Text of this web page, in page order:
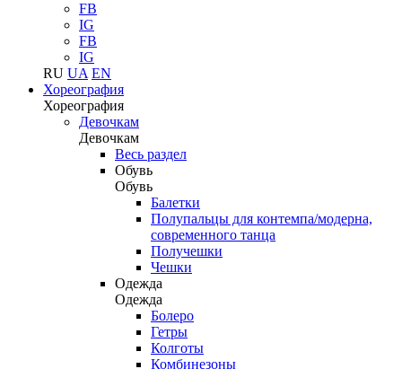
FB
IG
FB
IG
RU UA EN
Хореография
Хореография
Девочкам
Девочкам
Весь раздел
Обувь
Обувь
Балетки
Полупальцы для контемпа/модерна,
современного танца
Получешки
Чешки
Одежда
Одежда
Болеро
Гетры
Колготы
Комбинезоны